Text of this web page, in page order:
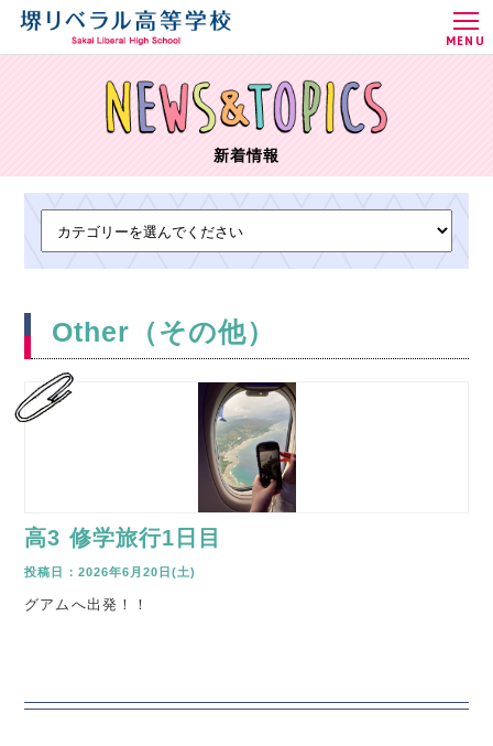
MENU
新着情報
Other（その他）
高3 修学旅行1日目
2026年6月20日(土)
グアムへ出発！！